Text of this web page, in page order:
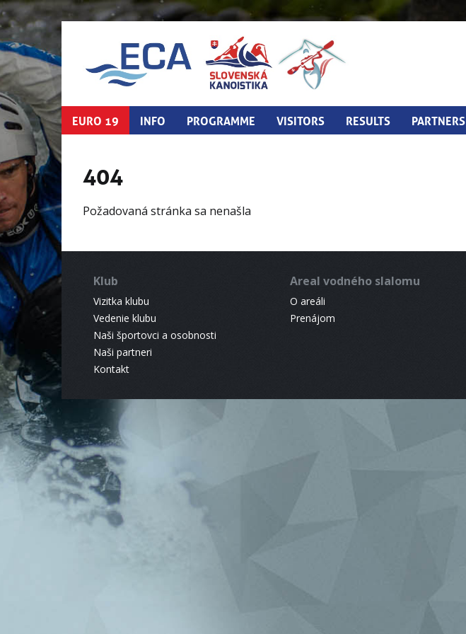
EURO 19 INFO PROGRAMME VISITORS RESULTS PARTNERS
404
Požadovaná stránka sa nenašla
Klub
Vizitka klubu
Vedenie klubu
Naši športovci a osobnosti
Naši partneri
Kontakt
Areal vodného slalomu
O areáli
Prenájom